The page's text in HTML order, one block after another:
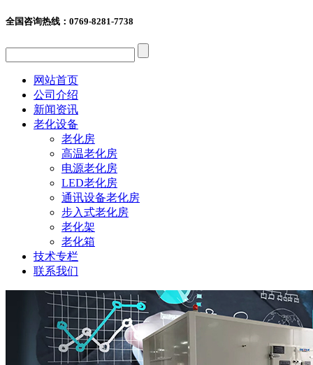
全国咨询热线： 0769-8281-7738
网站首页
公司介绍
新闻资讯
老化设备
老化房
高温老化房
电源老化房
LED老化房
通讯设备老化房
步入式老化房
老化架
老化箱
技术专栏
联系我们